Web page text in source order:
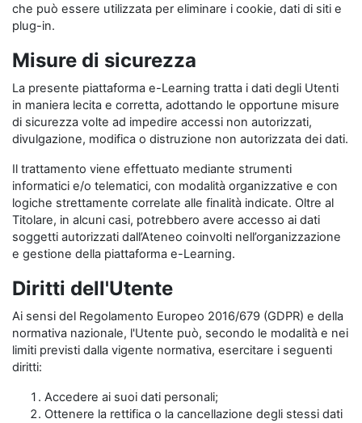
che può essere utilizzata per eliminare i cookie, dati di siti e
plug-in.
Misure di sicurezza
La presente piattaforma e-Learning tratta i dati degli Utenti
in maniera lecita e corretta, adottando le opportune misure
di sicurezza volte ad impedire accessi non autorizzati,
divulgazione, modifica o distruzione non autorizzata dei dati.
Il trattamento viene effettuato mediante strumenti
informatici e/o telematici, con modalità organizzative e con
logiche strettamente correlate alle finalità indicate. Oltre al
Titolare, in alcuni casi, potrebbero avere accesso ai dati
soggetti autorizzati dall’Ateneo coinvolti nell’organizzazione
e gestione della piattaforma e-Learning.
Diritti dell'Utente
Ai sensi del Regolamento Europeo 2016/679 (GDPR) e della
normativa nazionale, l'Utente può, secondo le modalità e nei
limiti previsti dalla vigente normativa, esercitare i seguenti
diritti:
Accedere ai suoi dati personali;
Ottenere la rettifica o la cancellazione degli stessi dati